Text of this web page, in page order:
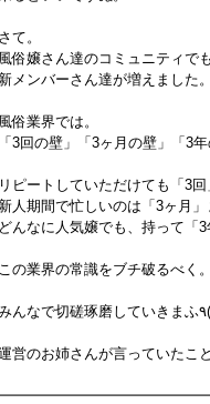
さて。
風俗嬢さん達のコミュニティで
新メンバーさん達が増えました
風俗業界では。
「3回の壁」「3ヶ月の壁」「3
リピートしていただけても「3
新人期間で忙しいのは「3ヶ月
どんなに人気嬢でも、持って「
この業界の常識をブチ破るべく
営のお姉さんが言っていたこ